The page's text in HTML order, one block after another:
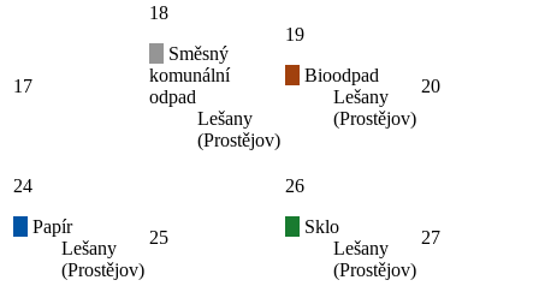
17
18
Směsný
komunální
odpad
Lešany
(Prostějov)
19
Bioodpad
Lešany
(Prostějov)
20
24
Papír
Lešany
(Prostějov)
25
26
Sklo
Lešany
(Prostějov)
27